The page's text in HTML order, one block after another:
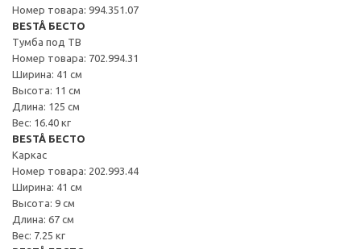
Номер товара: 994.351.07
BESTÅ БЕСТО
Тумба под ТВ
Номер товара: 702.994.31
Ширина: 41 см
Высота: 11 см
Длина: 125 см
Вес: 16.40 кг
BESTÅ БЕСТО
Каркас
Номер товара: 202.993.44
Ширина: 41 см
Высота: 9 см
Длина: 67 см
Вес: 7.25 кг